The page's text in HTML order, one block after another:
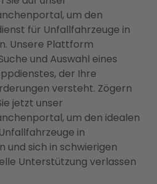
um den
für Unfallfahrzeuge in
Unsere Plattform
und Auswahl eines
der Ihre
versteht. Zögern
jetzt unser
um den idealen
in
und sich in schwierigen
Unterstützung verlassen